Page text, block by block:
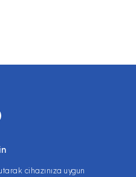
cihazınıza uygun